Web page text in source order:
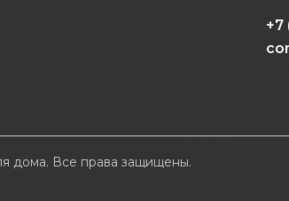
+7
дома. Все права защищены.